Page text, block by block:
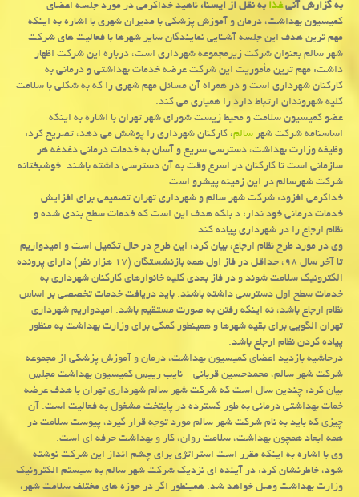
به گزارش آنیغذابه نقل از ایسنا،ناهید خداكرمی در مورد جلسه اعضای
كمیسیون بهداشت، درمان و آموزش پزشكی با مدیران شهری با اشاره به اینكه
مهم ترین هدف این جلسه آشنایی نمایندگان سایر شهرها با فعالیت های شركت
شهر سالم بعنوان شركت زیرمجموعه شهرداری است، درباره این شركت اظهار
داشت: مهم ترین مأموریت این شركت عرضه خدمات بهداشتی و درمانی به
كاركنان شهرداری است و در همراه آن مسائل مهم شهری را كه به شكلی با سلامت
كلیه شهروندان ارتباط دارد را همیاری می كند.
عضو كمیسیون سلامت و محیط زیست شورای شهر تهران با اشاره به اینكه
اساسنامه شركت شهرسالم، كاركنان شهرداری را پوشش می دهد، تصریح كرد:
وظیفه وزارت بهداشت، دسترسی سریع و آسان به خدمات درمانی دغدغه هر
سازمانی است تا كاركنان در اسرع وقت به آن دسترسی داشته باشند. خوشبختانه
شركت شهرسالم در این زمینه پیشرو است.
خداكرمی افزود: شركت شهر سالم و شهرداری تهران تصمیمی برای افزایش
خدمات درمانی خود ندار؛ د بلكه هدف این است كه خدمات سطح بندی شده و
نظام ارجاع را در شهرداری پیاده كند.
وی در مورد طرح نظام ارجاع، بیان كرد: این طرح در حال تكمیل است و امیدواریم
تا آخر سال ۹۸، حداقل در فاز اول همه بازنشستگان (۱۷ هزار نفر) دارای پرونده
الكترونیك سلامت شوند و در فاز بعدی كلیه خانوارهای كاركنان شهرداری به
خدمات سطح اول دسترسی داشته باشند. باید دریافت خدمات تخصصی بر اساس
نظام ارجاع باشد، نه اینكه رفتن به صورت مستقیم باشد. امیدواریم شهرداری
تهران الگویی برای بقیه شهرها و همینطور كمكی برای وزارت بهداشت به منظور
پیاده كردن نظام ارجاع باشد.
درحاشیه بازدید اعضای كمیسیون بهداشت، درمان و آموزش پزشكی از مجموعه
شركت شهر سالم، محمدحسین قربانی – نایب رییس كمیسیون بهداشت مجلس
بیان كرد: چندین سال است كه شركت شهر سالم شهرداری تهران با هدف عرضه
خمات بهداشتی درمانی به طور گسترده در پایتخت مشغول به فعالیت است. آن
چیزی كه باید به نام شركت شهر سالم مورد توجه قرار گیرد، پیوست سلامت در
همه ابعاد همچون بهداشت، سلامت روان، كار و بهداشت حرفه ای است.
وی با اشاره به اینكه مقرر است استراتژی برای چشم انداز این شركت نوشته
شود، خاطرنشان كرد: در آینده ای نزدیك شركت شهر سالم به سیستم الكترونیك
وزارت بهداشت وصل خواهد شد. همینطور اگر در حوزه های مختلف سلامت شهر،